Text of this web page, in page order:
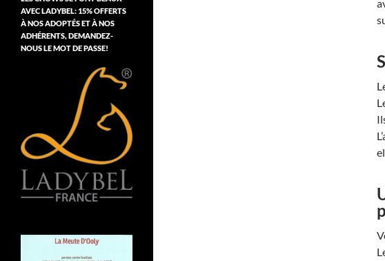
AVEC LADYBEL: 15% OFFERTS
À NOS ADOPTÉS ET À NOS
ADHÉRENTS, DEMANDEZ-
NOUS LE MOT DE PASSE!